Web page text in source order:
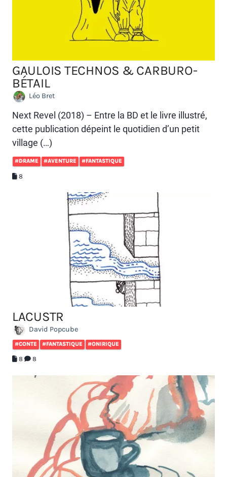
GAULOIS TECHNOS & CARBURO-
BÉTAIL
Léo Bret
Next Revel (2018) – Entre la BD et le livre illustré,
cette publication dépeint le quotidien d’un petit
village (…)
#DRAME #AVENTURE #FANTASTIQUE
8
LACUSTR
David Popcube
#CONTE #FANTASTIQUE #ONIRIQUE
8 8